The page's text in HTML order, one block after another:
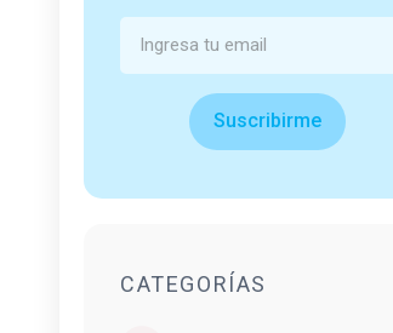
Suscribirme
CATEGORÍAS